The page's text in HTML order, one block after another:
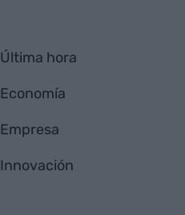
Última hora
Economía
Empresa
Innovación